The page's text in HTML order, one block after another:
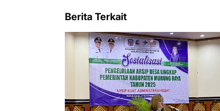
Berita Terkait